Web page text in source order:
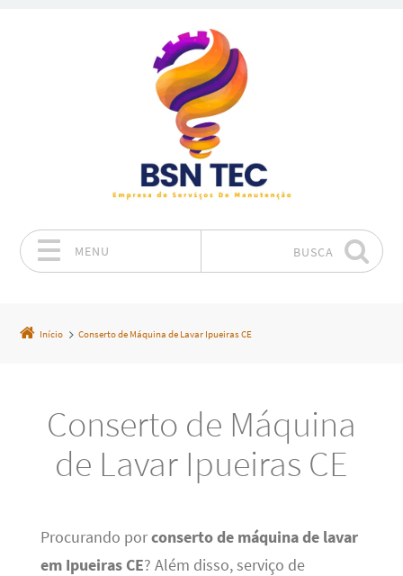
MENU BUSCA
Início Conserto de Máquina de Lavar Ipueiras CE
Conserto de Máquina
de Lavar Ipueiras CE
Procurando porconserto de máquina de lavar
em Ipueiras CE? Além disso, serviço de